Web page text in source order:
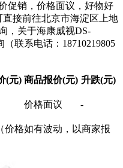
促销，价格面议，好物好
接前往北京市海淀区上地
，关于海康威视DS-
联系电话：18710219805
(元) 商品报价(元) 升跌(元)
价格面议 -
价格如有波动，以商家报